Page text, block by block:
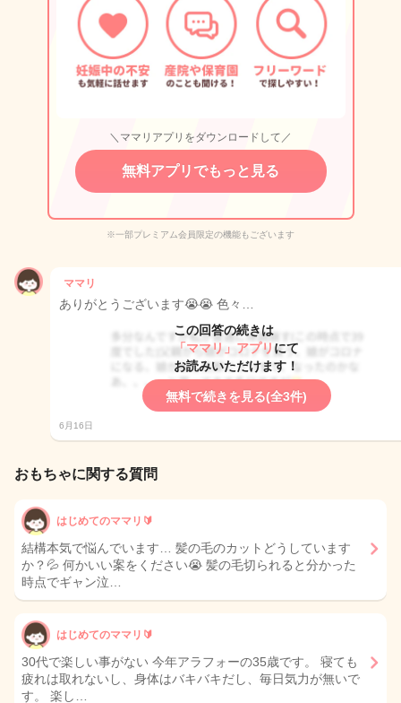
＼ママリアプリをダウンロードして／
無料アプリでもっと見る
※一部プレミアム会員限定の機能もございます
ママリ
ありがとうございます😭😭 色々…
この回答の続きは
「ママリ」アプリ にて
お読みいただけます！
無料で続きを見る(全3件)
6月16日
おもちゃに関する質問
はじめてのママリ🔰
結構本気で悩んでいます… 髪の毛のカットどうしています
か？💦 何かいい案をください😭 髪の毛切られると分かった
時点でギャン泣…
はじめてのママリ🔰
30代で楽しい事がない 今年アラフォーの35歳です。 寝ても
疲れは取れないし、身体はバキバキだし、毎日気力が無いで
す。 楽し…